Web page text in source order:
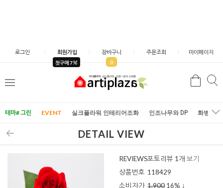
로그인 회원가입
첫구매 7
장바구니
0
주문조회 마이페이지
메
검
테마# 그린 EVENT 실크플라워 인테리어조화 인조나무와 DP 화병/화
DETAIL VIEW
REVIEWS포토리뷰 1개보기
상품번호 118429
소비자가 1,900 16% ↓